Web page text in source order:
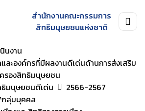
สำนักงานคณะกรรมการ
สิทธิมนุษยชนแห่งชาติ
นงาน
ละองค์กรที่มีผลงานดีเด่นด้านการส่งเสริม
รองสิทธิมนุษยชน
ธิมนุษยชนดีเด่น
2566-2567
ลุ่มบุคคล